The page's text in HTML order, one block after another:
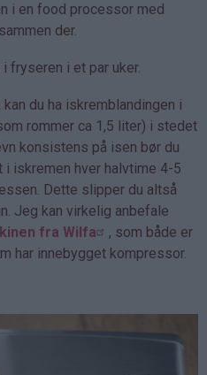
i en food processor med
der.
fryseren i et par uker.
du ha iskremblandingen i
rommer ca 1,5 liter) i stedet
konsistens på isen bør du
iskremen hver halvtime 4-5
Dette slipper du altså
Jeg kan virkelig anbefale
fra Wilfa
, som både er
har innebygget kompressor.